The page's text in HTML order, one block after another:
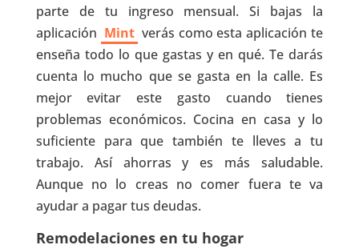
parte de tu ingreso mensual. Si bajas la
aplicación Mint verás como esta aplicación te
enseña todo lo que gastas y en qué. Te darás
cuenta lo mucho que se gasta en la calle. Es
mejor evitar este gasto cuando tienes
problemas económicos. Cocina en casa y lo
suficiente para que también te lleves a tu
trabajo. Así ahorras y es más saludable.
Aunque no lo creas no comer fuera te va
ayudar a pagar tus deudas.
Remodelaciones en tu hogar